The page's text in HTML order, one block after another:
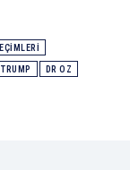
DR OZ